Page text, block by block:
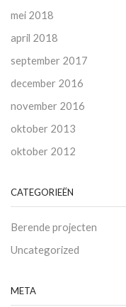
mei 2018
april 2018
september 2017
december 2016
november 2016
oktober 2013
oktober 2012
CATEGORIEËN
Berende projecten
Uncategorized
META